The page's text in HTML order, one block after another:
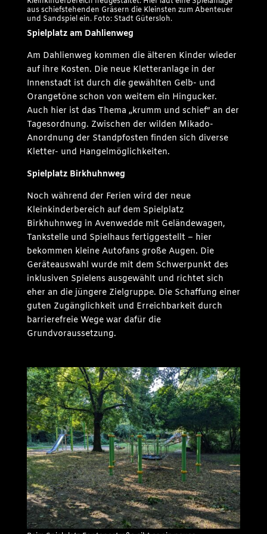
aus schiefstehenden Gräsern die Kleinsten zum Abenteuer
und Sandspiel ein. Foto: Stadt Gütersloh.
Spielplatz am Dahlienweg
Am Dahlienweg kommen die älteren Kinder wieder
auf ihre Kosten. Die neue Kletteranlage in der
Innenstadt ist durch die gewählten Gelb- und
Orangetöne schon von weitem ein Hingucker.
Auch hier ist das Thema „krumm und schief“ an der
Tagesordnung. Zwischen der wilden Mikado-
Anordnung der Standpfosten finden sich diverse
Kletter- und Hangelmöglichkeiten.
Spielplatz Birkhuhnweg
Noch während der Ferien wird der neue
Kleinkinderbereich auf dem Spielplatz
Birkhuhnweg in Avenwedde mit Geländewagen,
Tankstelle und Spielhaus fertiggestellt – hier
bekommen kleine Autofans große Augen. Die
Geräteauswahl wurde mit dem Schwerpunkt des
inklusiven Spielens ausgewählt und richtet sich
eher an die jüngere Zielgruppe. Die Schaffung einer
guten Zugänglichkeit und Erreichbarkeit durch
barrierefreie Wege war dafür die
Grundvoraussetzung.